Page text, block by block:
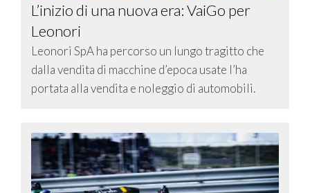
L’inizio di una nuova era: VaiGo per
Leonori
Leonori SpA ha percorso un lungo tragitto che
dalla vendita di macchine d’epoca usate l’ha
portata alla vendita e noleggio di automobili.